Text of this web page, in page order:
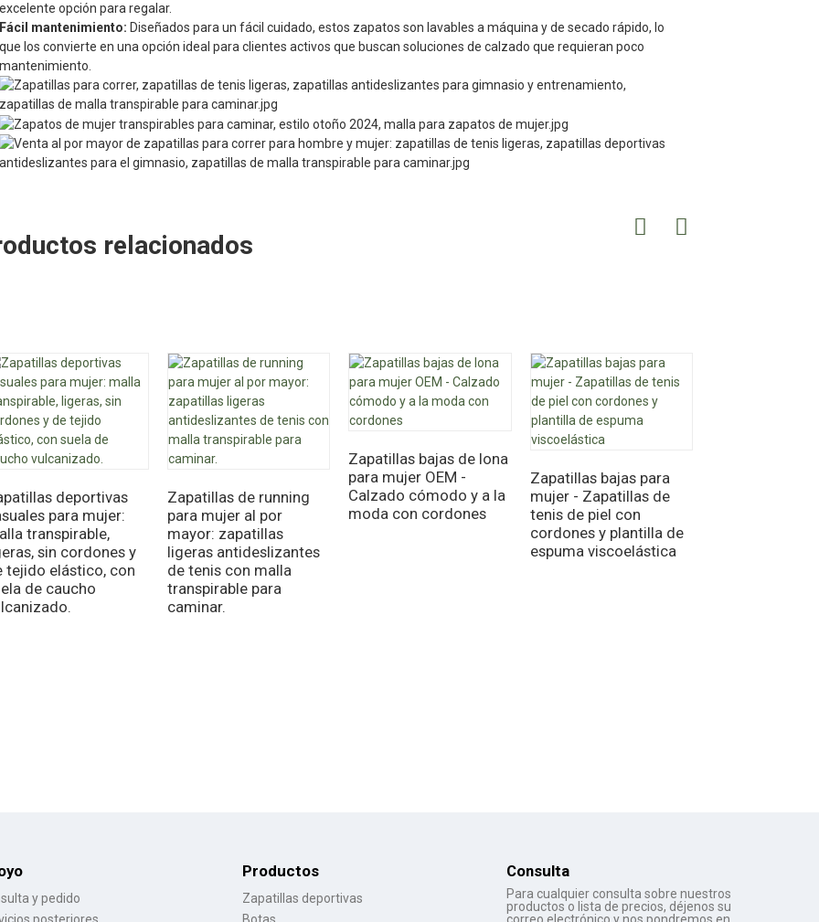
excelente opción para regalar.
Fácil mantenimiento: Diseñados para un fácil cuidado, estos zapatos son lavables a máquina y de secado rápido, lo
que los convierte en una opción ideal para clientes activos que buscan soluciones de calzado que requieran poco
mantenimiento.
relacionados
deportivas
para mujer:
transpirable,
sin cordones y
tejido elástico, con
de caucho
Zapatillas de running
para mujer al por
mayor: zapatillas
ligeras antideslizantes
de tenis con malla
transpirable para
caminar.
Zapatillas bajas de lona
para mujer OEM -
Calzado cómodo y a la
moda con cordones
Zapatillas bajas para
mujer - Zapatillas de
tenis de piel con
cordones y plantilla de
espuma viscoelástica
y pedido
posteriores
Productos
Zapatillas deportivas
Botas
Consulta
Para cualquier consulta sobre nuestros
productos o lista de precios, déjenos su
correo electrónico y nos pondremos en